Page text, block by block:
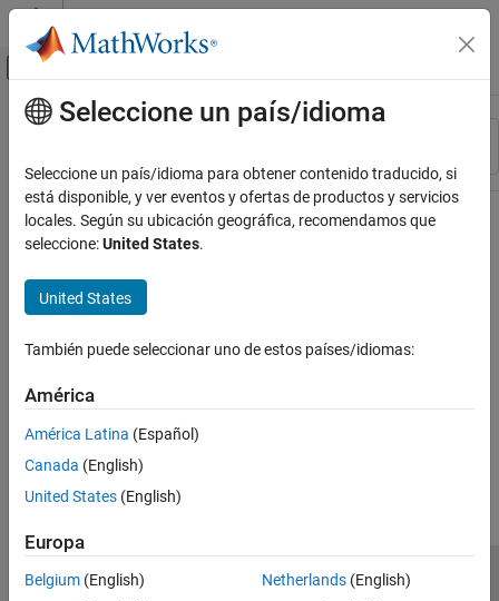
Saltar al contenido
Mostrar/ocultar menú de navegación
Recurso
Contenido principal
Seleccione un país/idioma
Seleccione un país/idioma para obtener contenido traducido, si
está disponible, y ver eventos y ofertas de productos y servicios
locales. Según su ubicación geográfica, recomendamos que
seleccione:United States.
United States
También puede seleccionar uno de estos países/idiomas:
América
América Latina (Español)
Canada (English)
United States (English)
Europa
Belgium (English)
Netherlands(English)
Centro de confianza
Marcas comerciales